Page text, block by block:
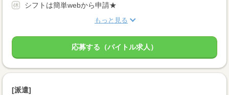
シフトは簡単webから申請★
もっと見る
応募する（バイトル求人）
[派遣]